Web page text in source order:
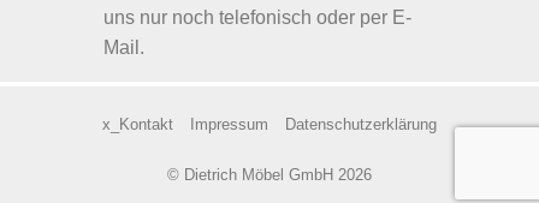
uns nur noch telefonisch oder per E-
Mail.
x_Kontakt Impressum Datenschutzerklärung
© Dietrich Möbel GmbH 2026